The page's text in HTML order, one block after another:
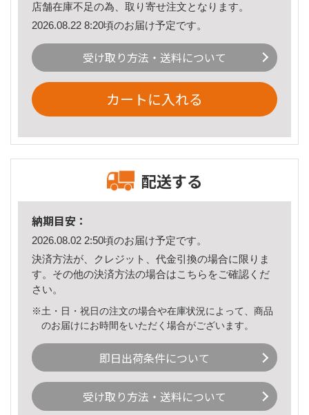
店舗在庫不足の為、取り寄せ注文となります。
2026.08.22 8:20頃のお届け予定です。
受け取り方法・送料について
カートに入れる
配送する
納期目安：
2026.08.02 2:50頃のお届け予定です。
決済方法が、クレジット、代金引換の場合に限りま
す。その他の決済方法の場合はこちら をご確認くだ
さい。
※土・日・祝日の注文の場合や在庫状況によって、商品
のお届けにお時間をいただく場合がございます。
即日出荷条件について
受け取り方法・送料について